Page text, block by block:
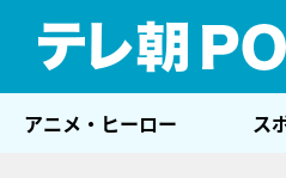
アニメ・ヒーロー ス